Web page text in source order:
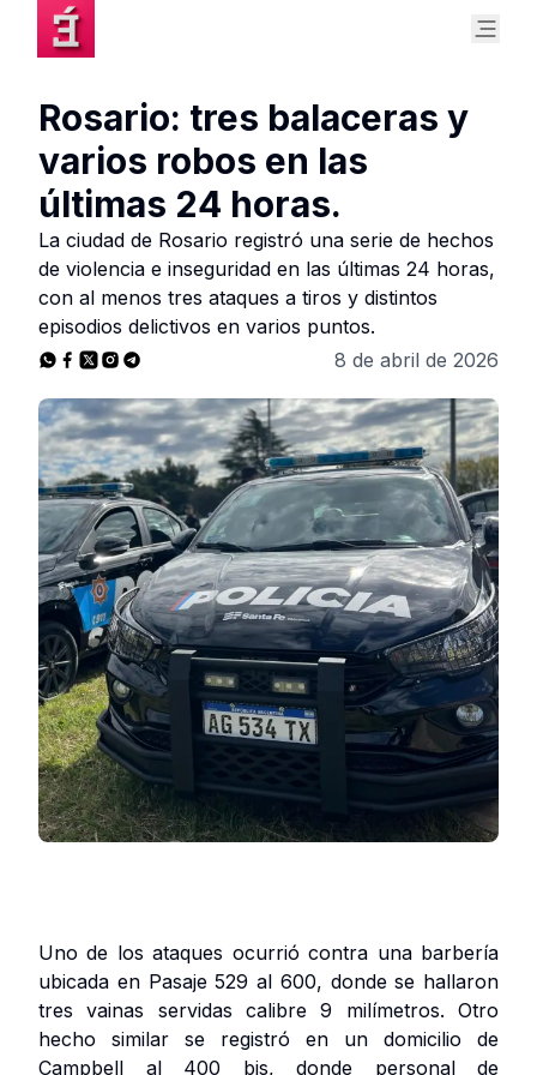
Rosario: tres balaceras y
varios robos en las
últimas 24 horas.
La ciudad de Rosario registró una serie de hechos
de violencia e inseguridad en las últimas 24 horas,
con al menos tres ataques a tiros y distintos
episodios delictivos en varios puntos.
8 de abril de 2026
Uno de los ataques ocurrió contra una barbería
ubicada en Pasaje 529 al 600, donde se hallaron
tres vainas servidas calibre 9 milímetros. Otro
hecho similar se registró en un domicilio de
Campbell al 400 bis, donde personal de